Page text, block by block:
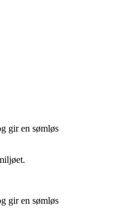
gir en sømløs
gir en sømløs